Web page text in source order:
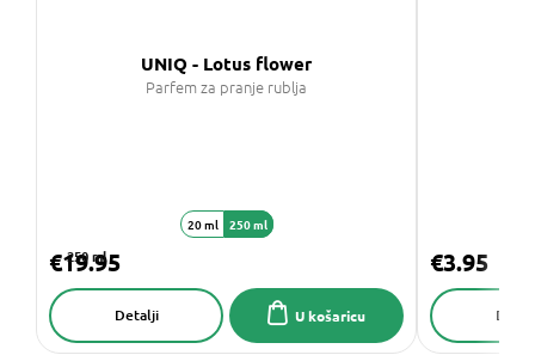
UNIQ - Lotus flower
Parfem za pranje rublja
250 ml
€19.95
U košaricu
Detalji
20 ml 250 ml
€3.95